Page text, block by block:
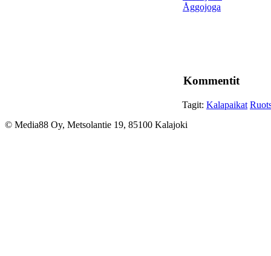
Åggojoga
Kommentit
Tagit: Kalapaikat
© Media88 Oy, Metsolantie 19, 85100 Kalajoki